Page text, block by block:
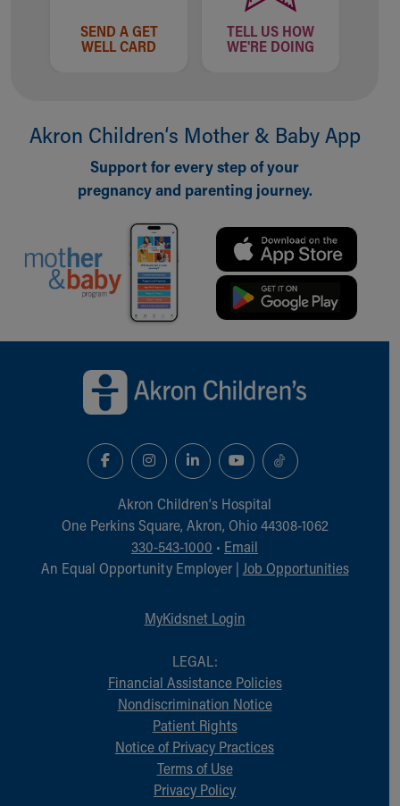
SEND A GET
WELL CARD
TELL US HOW
WE'RE DOING
Akron Children‘s Mother & Baby App
Support for every step of your
pregnancy and parenting journey.
Akron Children‘s Hospital
One Perkins Square, Akron, Ohio 44308-1062
330-543-1000 • Email
An Equal Opportunity Employer | Job Opportunities
MyKidsnet Login
LEGAL:
Financial Assistance Policies
Nondiscrimination Notice
Patient Rights
Notice of Privacy Practices
Terms of Use
Privacy Policy